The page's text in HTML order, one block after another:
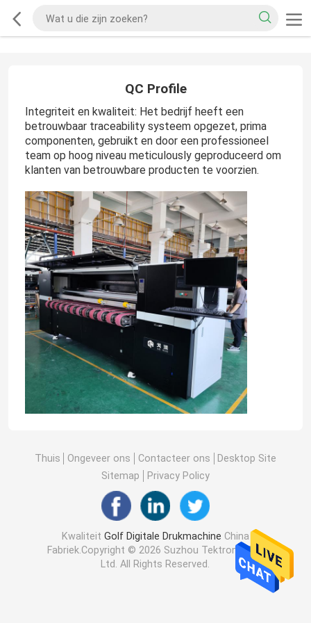
QC Profile
Integriteit en kwaliteit: Het bedrijf heeft een
betrouwbaar traceability systeem opgezet, prima
componenten, gebruikt en door een professioneel
team op hoog niveau meticulously geproduceerd om
klanten van betrouwbare producten te voorzien.
Thuis Ongeveer ons Contacteer ons
Desktop Site
Sitemap
Privacy Policy
Kwaliteit Golf Digitale Drukmachine China
Fabriek.Copyright © 2026 Suzhou Tektronix Co.,
Ltd. All Rights Reserved.